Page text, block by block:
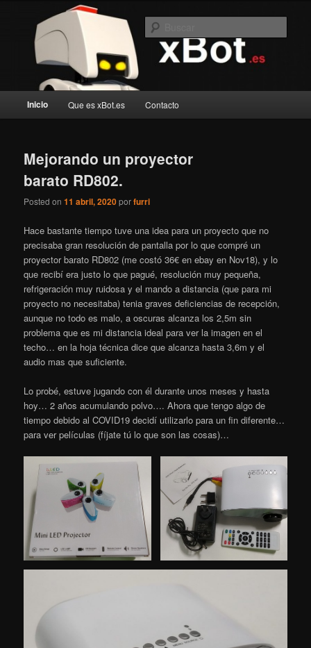
contenido
contenido
secundarioxBot.es
Blog de robotica recreativa
Inicio Que es xBot.es Contacto
Mejorando un proyector
barato RD802.
Posted on11 abril, 2020porfurri
Hace bastante tiempo tuve una idea para un proyecto que no
precisaba gran resolución de pantalla por lo que compré un
proyector barato RD802 (me costó 36€ en ebay en Nov18), y lo
que recibí era justo lo que pagué, resolución muy pequeña,
refrigeración muy ruidosa y el mando a distancia (que para mi
proyecto no necesitaba) tenia graves deficiencias de recepción,
aunque no todo es malo, a oscuras alcanza los 2,5m sin
problema que es mi distancia ideal para ver la imagen en el
techo… en la hoja técnica dice que alcanza hasta 3,6m y el
audio mas que suficiente.
Lo probé, estuve jugando con él durante unos meses y hasta
hoy… 2 años acumulando polvo…. Ahora que tengo algo de
tiempo debido al COVID19 decidí utilizarlo para un fin diferente…
para ver películas (fíjate tú lo que son las cosas)…